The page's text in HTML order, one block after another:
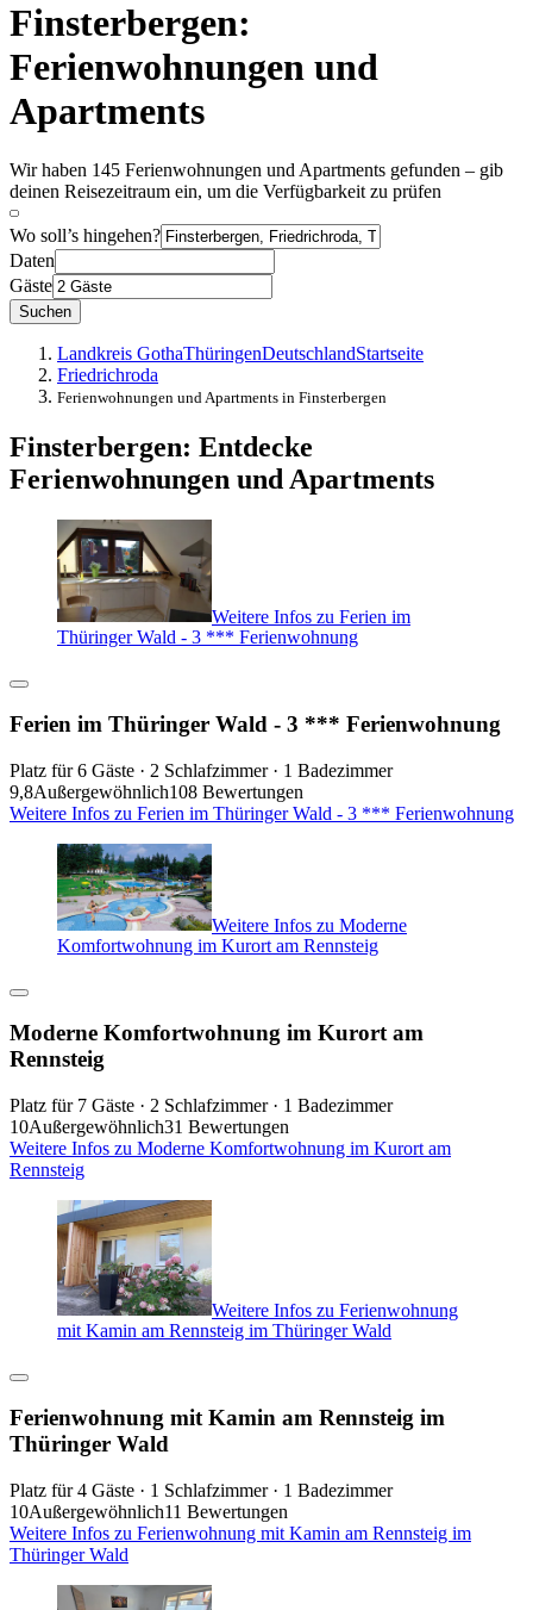
Finsterbergen:
Ferienwohnungen und
Apartments
Wir haben 145 Ferienwohnungen und Apartments gefunden – gib
deinen Reisezeitraum ein, um die Verfügbarkeit zu prüfen
Wo soll’s hingehen?
Daten
Gäste
Suchen
Landkreis GothaThüringenDeutschlandStartseite
Friedrichroda
Ferienwohnungen und Apartments in Finsterbergen
Finsterbergen: Entdecke
Ferienwohnungen und Apartments
Weitere Infos zu Ferien im
Thüringer Wald - 3 *** Ferienwohnung
Ferien im Thüringer Wald - 3 *** Ferienwohnung
Platz für 6 Gäste · 2 Schlafzimmer · 1 Badezimmer
9,8Außergewöhnlich108 Bewertungen
Weitere Infos zu Ferien im Thüringer Wald - 3 *** Ferienwohnung
Weitere Infos zu Moderne
Komfortwohnung im Kurort am Rennsteig
Moderne Komfortwohnung im Kurort am
Rennsteig
Platz für 7 Gäste · 2 Schlafzimmer · 1 Badezimmer
10Außergewöhnlich31 Bewertungen
Weitere Infos zu Moderne Komfortwohnung im Kurort am
Rennsteig
Weitere Infos zu Ferienwohnung
mit Kamin am Rennsteig im Thüringer Wald
Ferienwohnung mit Kamin am Rennsteig im
Thüringer Wald
Platz für 4 Gäste · 1 Schlafzimmer · 1 Badezimmer
10Außergewöhnlich11 Bewertungen
Weitere Infos zu Ferienwohnung mit Kamin am Rennsteig im
Thüringer Wald